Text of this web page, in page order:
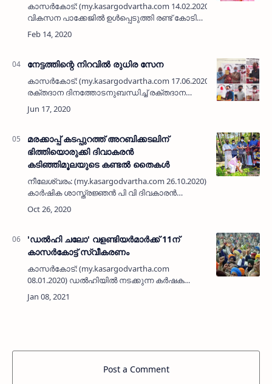
കാസര്‍കോട്: (my.kasargodvartha.com 14.02.2020) ജില്ലാ
വികസന പാക്കേജില്‍ ഉള്‍പ്പെടുത്തി രണ്ട് കോടി
അനുവദിച്ച് വര്‍ഷങ്ങള്‍ക്ക് മുമ്പ് പ്രവര്‍ത്തി
ആരംഭിച്ച തളങ്കര പടി…
നേട്ടത്തിന്റെ നിറവില്‍ രുധിര സേന
കാസര്‍കോട്: (my.kasargodvartha.com 17.06.2020) ലോക
രക്തദാന ദിനത്തോടനുബന്ധിച്ച് രക്തദാന
മേഖലയില്‍ പ്രവര്‍ത്തിക്കുന്ന സംഘടനകളെയും
വ്യക്തികളെയും ആദരിക്കുന്നതിന് കാസര്…
മരക്കാപ്പ് കടപ്പുറത്ത് അറബിക്കടലിന്‌
ഭിത്തിയൊരുക്കി ദിവാകരൻ
കടിഞ്ഞിമൂലയുടെ കണ്ടൽ തൈകൾ
നീലേശ്വരം: (my.kasargodvartha.com 26.10.2020) പ്രാദേശിക
കാർഷിക ശാസ്ത്രജ്ഞൻ പി വി ദിവകാരൻ
കടിഞ്ഞിമൂലയുടെ നഴ്സറിയിൽ വളർത്തിയെടുത്ത
കണ്ടൽ കാടുകൾ മരക്കാപ്പ് കടപ്പുറത്ത്&…
'ഡൽഹി ചലോ' വളണ്ടിയർമാർക്ക്‌ 11ന്‌
കാസർകോട്ട് സ്വീകരണം
കാസർകോട്‌: (my.kasargodvartha.com
08.01.2020) ഡൽഹിയിൽ നടക്കുന്ന കർഷക
മാർച്ചിന്‌ പിന്തുണയുമായുള്ള 'ഡൽഹി ചലോ'
മാർച്ചിൽ പങ്കെടുക്കുന്ന സമര വളണ്ടിയമാർക്ക്‌
Post a Comment